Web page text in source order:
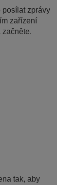
posílat zprávy
zařízení
začněte.
tak, aby